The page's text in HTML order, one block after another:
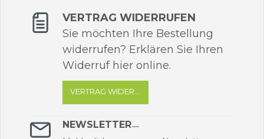
VERTRAG WIDERRUFEN
Sie möchten Ihre Bestellung
widerrufen? Erklären Sie Ihren
Widerruf hier online.
VERTRAG WIDERRUFEN
NEWSLETTER